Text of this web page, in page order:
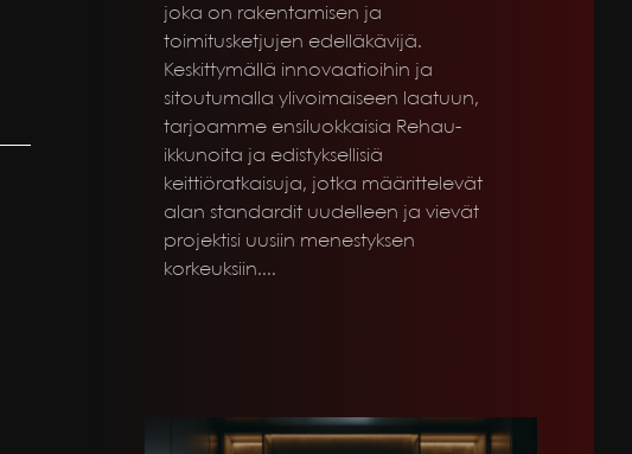
joka on rakentamisen ja
toimitusketjujen edelläkävijä.
Keskittymällä innovaatioihin ja
sitoutumalla ylivoimaiseen laatuun,
tarjoamme ensiluokkaisia Rehau-
ikkunoita ja edistyksellisiä
keittiöratkaisuja, jotka määrittelevät
alan standardit uudelleen ja vievät
projektisi uusiin menestyksen
korkeuksiin....